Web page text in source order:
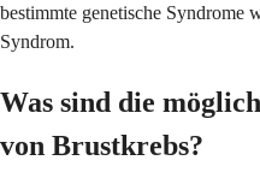
bestimmte genetische Syndrome
Syndrom.
Was sind die
von Brustkrebs?